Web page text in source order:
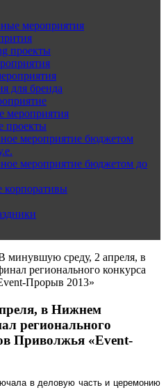
мероприятия
проекты
для бренда
мероприятия
проекты
мероприятие бюджетом
мероприятие бюджетом до
корпоративы
минувшую среду, 2 апреля, в
регионального конкурса
Прорыв 2013»
в Нижнем
регионального
Приволжья «Event-
в деловую часть и церемонию